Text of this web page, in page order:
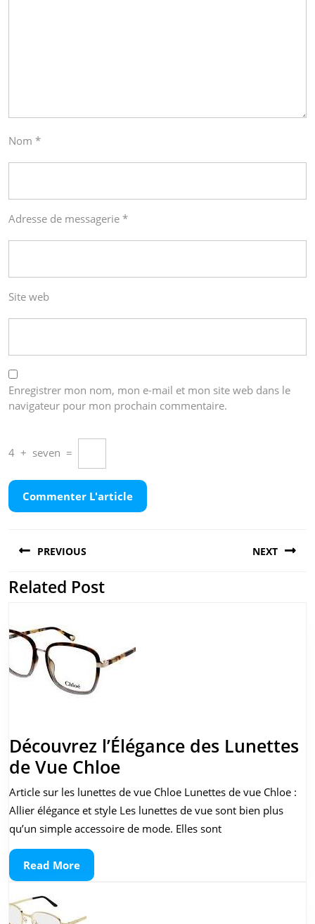
Nom *
Adresse de messagerie *
Site web
Enregistrer mon nom, mon e-mail et mon site web dans le
navigateur pour mon prochain commentaire.
4 + seven =
de
l’article
PREVIOUS
Previous
NEXT
Related Post
Découvrez l’Élégance des Lunettes
de Vue ChloeDécouvrez
l’Élégance
des
Lunettes
Article sur les lunettes de vue Chloe Lunettes de vue Chloe :
Allier élégance et style Les lunettes de vue sont bien plus
qu’un simple accessoire de mode. Elles sont
Read MoreRead
More